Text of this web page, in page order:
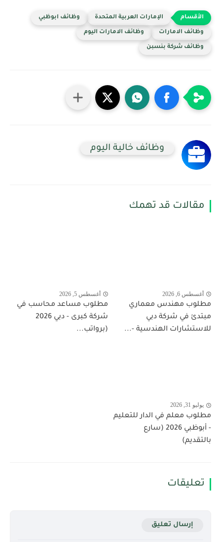
الإمارات العربية المتحدة وظائف ابوظبي
وظائف الامارات وظائف الامارات اليوم
وظائف شركة بنسبن
وظائف خالية اليوم
مقالات قد تهمك
أغسطس 6, 2026
مطلوب مهندس معماري
مبتدئ في شركة دبي
للاستشارات الهندسية -...
أغسطس 5, 2026
مطلوب مساعد محاسب في
شركة كبرى - دبي 2026
(برواتب...
يوليو 31, 2026
مطلوب معلم في الدار للتعليم
- أبوظبي 2026 (سارع
بالتقديم)
تعليقات
إرسال تعليق